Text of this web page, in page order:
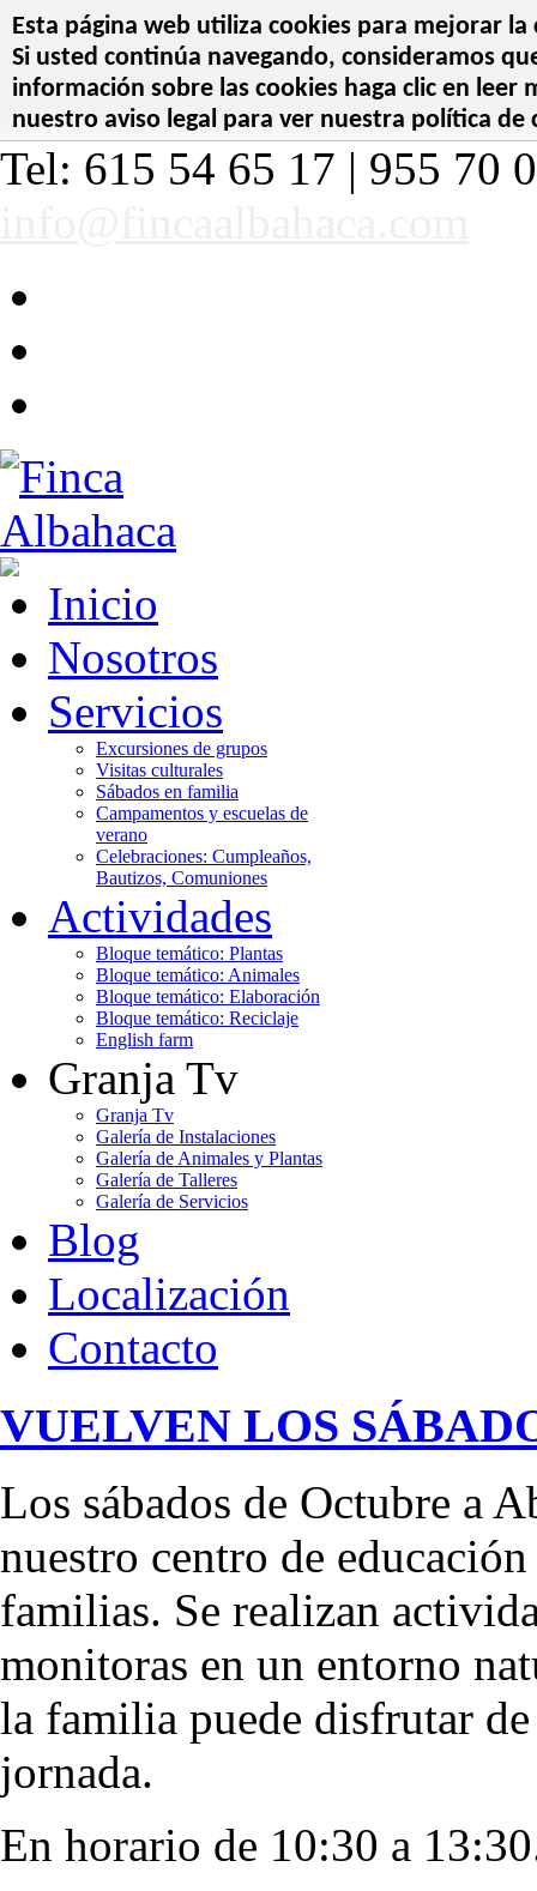
Esta página web utiliza cookies para mejorar
Si usted continúa navegando, consideramos
información sobre las cookies haga clic en leer
nuestro aviso legal para ver nuestra política de
Tel: 615 54 65 17 | 955 70
Inicio
Nosotros
Servicios
Excursiones de grupos
Visitas culturales
Sábados en familia
Campamentos y escuelas de
verano
Celebraciones: Cumpleaños,
Bautizos, Comuniones
Actividades
Bloque temático: Plantas
Bloque temático: Animales
Bloque temático: Elaboración
Bloque temático: Reciclaje
English farm
Granja Tv
Granja Tv
Galería de Instalaciones
Galería de Animales y Plantas
Galería de Talleres
Galería de Servicios
Blog
Localización
Contacto
VUELVEN LOS
Los sábados de Octubre a
nuestro centro de
familias. Se realizan
monitoras en un entorno
la familia puede disfrutar
jornada.
En horario de 10:30 a